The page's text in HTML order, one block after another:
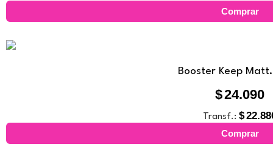
Comprar
Booster Keep
$24.090
Transf.: $
Comprar